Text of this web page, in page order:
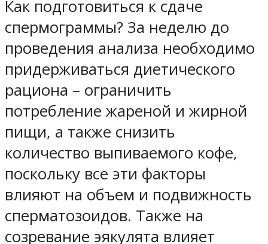
Как подготовиться к сдаче
спермограммы? За неделю до
проведения анализа необходимо
придерживаться диетического
рациона – ограничить
потребление жареной и жирной
пищи, а также снизить
количество выпиваемого кофе,
поскольку все эти факторы
влияют на объем и подвижность
сперматозоидов. Также на
созревание эякулята влияет